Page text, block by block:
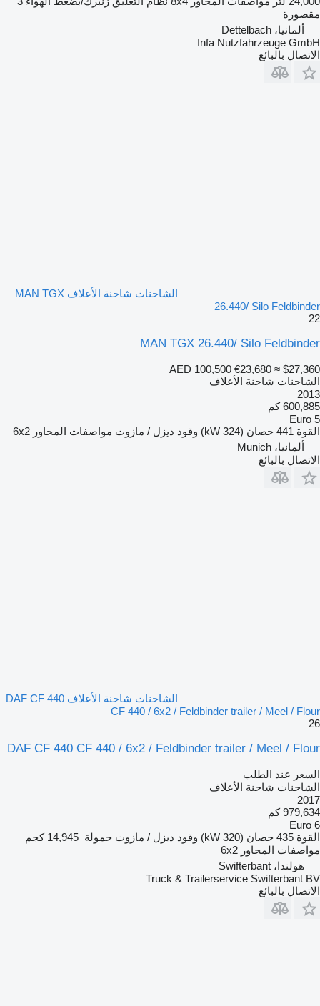
مقصورة
ألمانيا، Dettelbach
Infa Nutzfahrzeuge GmbH
الاتصال بالبائع
الشاحنات شاحنة الأعلاف MAN TGX
26.440/ Silo Feldbinder
22
MAN TGX 26.440/ Silo Feldbinder
AED 100,500 €23,680 ≈ $27,360
الشاحنات شاحنة الأعلاف
2013
600,885 كم
Euro 5
القوة 441 حصان (324 kW) وقود ديزل / مازوت مواصفات المحاور 6x2
ألمانيا، Munich
الاتصال بالبائع
الشاحنات شاحنة الأعلاف DAF CF 440
CF 440 / 6x2 / Feldbinder trailer / Meel / Flour
26
DAF CF 440 CF 440 / 6x2 / Feldbinder trailer / Meel / Flour
السعر عند الطلب
الشاحنات شاحنة الأعلاف
2017
979,634 كم
Euro 6
القوة 435 حصان (320 kW) وقود ديزل / مازوت حمولة 14,945 كجم
مواصفات المحاور 6x2
هولندا، Swifterbant
Truck & Trailerservice Swifterbant BV
الاتصال بالبائع